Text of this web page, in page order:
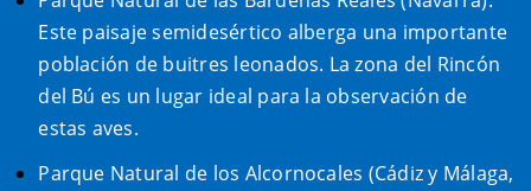
Este paisaje semidesértico alberga una importante
población de buitres leonados. La zona del Rincón
del Bú es un lugar ideal para la observación de
estas aves.
Parque Natural de los Alcornocales (Cádiz y Málaga,